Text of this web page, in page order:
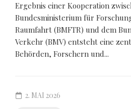
Ergebnis einer Kooperation
Bundesministerium für
Raumfahrt (BMFTR) und dem
Verkehr (BMV) entsteht eine
Behörden, Forschern und...
2. MAI 2026